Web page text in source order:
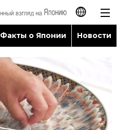
日本語
简体字
繁體字
Факты о Японии Новости